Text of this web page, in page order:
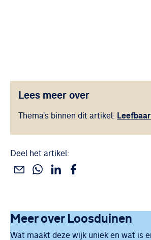
Lees meer over
Thema's binnen dit artikel:
Deel het artikel:
Deel dit via e-mail
Deel dit via WhatsApp
Deel dit via Linkedin
Deel dit via Facebook
Uitgelicht
Meer over Loosduinen
Wat maakt deze wijk uniek en wat is